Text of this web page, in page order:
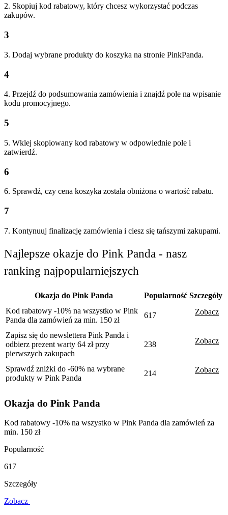
2. Skopiuj kod rabatowy, który chcesz wykorzystać podczas
zakupów.
3
3. Dodaj wybrane produkty do koszyka na stronie PinkPanda.
4
4. Przejdź do podsumowania zamówienia i znajdź pole na wpisanie
kodu promocyjnego.
5
5. Wklej skopiowany kod rabatowy w odpowiednie pole i
zatwierdź.
6
6. Sprawdź, czy cena koszyka została obniżona o wartość rabatu.
7
7. Kontynuuj finalizację zamówienia i ciesz się tańszymi zakupami.
Najlepsze okazje do Pink Panda - nasz
ranking najpopularniejszych
Okazja do Pink Panda Popularność Szczegóły
Kod rabatowy -10% na wszystko w Pink
Panda dla zamówień za min. 150 zł
617 Zobacz
Zapisz się do newslettera Pink Panda i
odbierz prezent warty 64 zł przy
pierwszych zakupach
238 Zobacz
Sprawdź zniżki do -60% na wybrane
produkty w Pink Panda
214 Zobacz
Okazja do Pink Panda
Kod rabatowy -10% na wszystko w Pink Panda dla zamówień za
min. 150 zł
Popularność
617
Szczegóły
Zobacz